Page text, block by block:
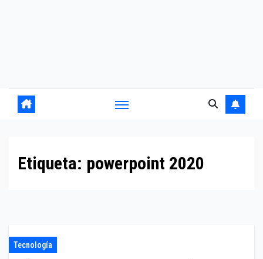
Etiqueta: powerpoint 2020
Tecnología